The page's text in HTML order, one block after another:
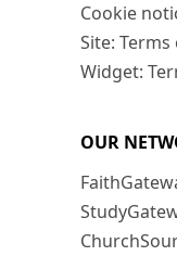
Cookie
Site:
Widget:
OUR